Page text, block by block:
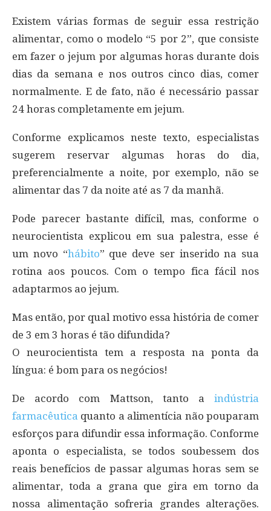
Existem várias formas de seguir essa restrição
alimentar, como o modelo “5 por 2”, que consiste
em fazer o jejum por algumas horas durante dois
dias da semana e nos outros cinco dias, comer
normalmente. E de fato, não é necessário passar
24 horas completamente em jejum.
Conforme explicamos neste texto, especialistas
sugerem reservar algumas horas do dia,
preferencialmente a noite, por exemplo, não se
alimentar das 7 da noite até as 7 da manhã.
Pode parecer bastante difícil, mas, conforme o
neurocientista explicou em sua palestra, esse é
um novo “hábito” que deve ser inserido na sua
rotina aos poucos. Com o tempo fica fácil nos
adaptarmos ao jejum.
Mas então, por qual motivo essa história de comer
de 3 em 3 horas é tão difundida?
O neurocientista tem a resposta na ponta da
língua: é bom para os negócios!
De acordo com Mattson, tanto a indústria
farmacêutica quanto a alimentícia não pouparam
esforços para difundir essa informação. Conforme
aponta o especialista, se todos soubessem dos
reais benefícios de passar algumas horas sem se
alimentar, toda a grana que gira em torno da
nossa alimentação sofreria grandes alterações.